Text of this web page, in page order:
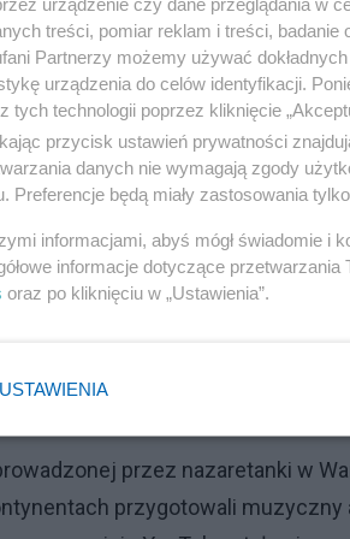
Reklama
pozostały również siostry
organizowały pomoc
znaczenie ma wsparcie
i poczucie bezradności.
konkretną formą pomocy.
przez nazaretanki w
przygotowali muzyczny
treści, pomiar reklam i treści, badanie
Partnerzy możemy używać
urządzenia do celów identyfikacji.
tych technologii poprzez kliknięcie
przycisk ustawień prywatności
danych nie wymagają zgody
Preferencje będą miały zastosowania
informacjami, abyś mógł świadomie i
informacje dotyczące
oraz po kliknięciu w „Ustawienia”.
USTAWIENIA